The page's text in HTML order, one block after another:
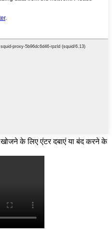
खोजने के लिए एंटर दबाएं या बंद करने के